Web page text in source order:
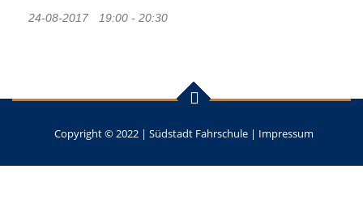
24-08-2017 19:00 - 20:30
Copyright © 2022 | Südstadt Fahrschule | Impressum